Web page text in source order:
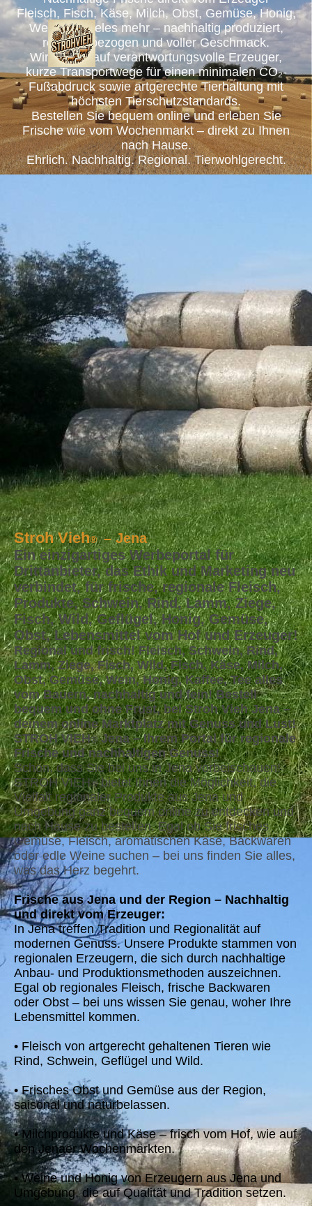
Fleisch, Fisch, Käse, Milch, Obst, Gemüse, Honig,
Wein und vieles mehr – nachhaltig produziert,
regional bezogen und voller Geschmack.
Wir setzen auf verantwortungsvolle Erzeuger,
kurze Transportwege für einen minimalen CO₂-
Fußabdruck sowie artgerechte Tierhaltung mit
höchsten Tierschutzstandards.
Bestellen Sie bequem online und erleben Sie
Frische wie vom Wochenmarkt – direkt zu Ihnen
nach Hause.
Ehrlich. Nachhaltig. Regional. Tierwohlgerecht.
Stroh Vieh® – Jena
Ein einzigartiges Werbeportal für
Drittanbieter, das Ethik und Marketing neu
verbindet, für frische, regionale Fleisch,
Produkte, Schwein, Rind, Lamm, Ziege,
Fisch, Wild, Geflügel, Honig, Gemüse,
Obst, Lebensmittel vom Hof und Erzeuger!
Regional und frisch! Fleisch, Schwein, Rind,
Lamm, Ziege, Fisch, Wild, Fisch, Käse, Milch,
Obst, Gemüse, Wein, Honig, Kaffee, Tee alles
vom Bauern, nachhaltig und fein! Bestell
bequem und ohne Frust, bei Stroh Vieh Jena –
deinem online Marktplatz mit Genuss und Lust!
STROH VIEH®Jena – Ihrem Portal für regionale
Frische und nachhaltigen Genuss!
Schön, dass Sie bei uns in Jena vorbeischauen!
STROH VIEH®bietet Ihnen die Möglichkeit, die
Vielfalt regionaler Produkte aus Jena und
Umgebung ganz bequem online zu entdecken und
nach Hause zu bestellen. Egal ob Sie frisches
Gemüse, Fleisch, aromatischen Käse, Backwaren
oder edle Weine suchen – bei uns finden Sie alles,
was das Herz begehrt.
Frische aus Jena und der Region – Nachhaltig
und direkt vom Erzeuger:
In Jena treffen Tradition und Regionalität auf
modernen Genuss. Unsere Produkte stammen von
regionalen Erzeugern, die sich durch nachhaltige
Anbau- und Produktionsmethoden auszeichnen.
Egal ob regionales Fleisch, frische Backwaren
oder Obst – bei uns wissen Sie genau, woher Ihre
Lebensmittel kommen.
• Fleisch von artgerecht gehaltenen Tieren wie
Rind, Schwein, Geflügel und Wild.
• Frisches Obst und Gemüse aus der Region,
saisonal und naturbelassen.
• Milchprodukte und Käse – frisch vom Hof, wie auf
den Jenaer Wochenmärkten.
• Weine und Honig von Erzeugern aus Jena und
Umgebung, die auf Qualität und Tradition setzen.